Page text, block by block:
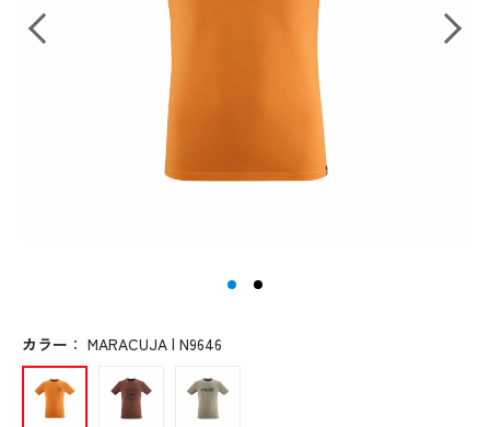
カラー ： MARACUJA | N9646